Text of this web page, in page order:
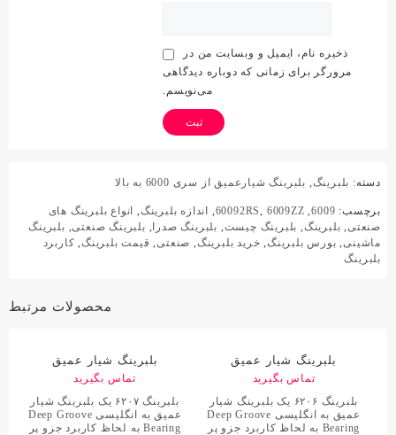
ذخیره نام، ایمیل و وبسایت من در
مرورگر برای زمانی که دوباره دیدگاهی
می‌نویسم.
دسته: بلبرینگ, بلبرینگ شیارعمیق از سری 6000 به بالا
برچسب: 6009
,
60092RS, 6009ZZ
, اندازه بلبرینگ, انواع بلبرینگ های
صنعتی, بلبرینگ, بلبرینگ چیست, بلبرینگ صدرا , بلبرینگ صنعتی, بلبرینگ
ماشینی, بورس بلبرینگ, خرید بلبرینگ, صنعتی, قیمت بلبرینگ, کاربرد
بلبرینگ
محصولات مرتبط
بلبرینگ شیار عمیق
62072RS C3
تماس بگیرید
بلبرینگ ۶۲۰۷ یک بلبرینگ شیار
عمیق به انگلیسی Deep Groove
Bearing به لحاظ کاربرد جزو پر
بلبرینگ شیار عمیق
62062RS
تماس بگیرید
بلبرینگ ۶۲۰۶ یک بلبرینگ شیار
عمیق به انگلیسی Deep Groove
Bearing به لحاظ کاربرد جزو پر